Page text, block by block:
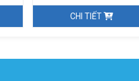
CHI TIẾT